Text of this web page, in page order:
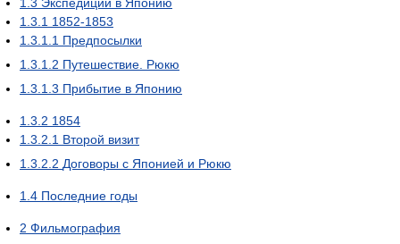
1.3.1 1852-1853
1.3.1.1 Предпосылки
1.3.1.2 Путешествие. Рюкю
1.3.1.3 Прибытие в Японию
1.3.2 1854
1.3.2.1 Второй визит
1.3.2.2 Договоры с Японией и Рюкю
1.4 Последние годы
2 Фильмография